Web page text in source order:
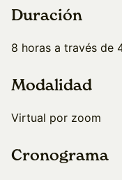
Duración
8 horas a través de
Modalidad
Virtual por zoom
Cronograma